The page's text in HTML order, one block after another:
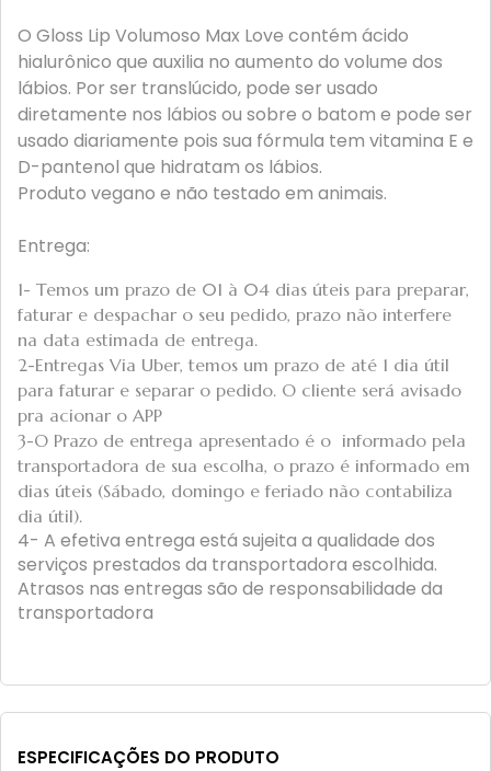
O Gloss Lip Volumoso Max Love contém ácido
hialurônico que auxilia no aumento do volume dos
lábios. Por ser translúcido, pode ser usado
diretamente nos lábios ou sobre o batom e pode ser
usado diariamente pois sua fórmula tem vitamina E e
D-pantenol que hidratam os lábios.
Produto vegano e não testado em animais.
Entrega:
1- Temos um prazo de 01 à 04 dias úteis para preparar,
faturar e despachar o seu pedido, prazo não interfere
na data estimada de entrega.
2-Entregas Via Uber, temos um prazo de até 1 dia útil
para faturar e separar o pedido. O cliente será avisado
pra acionar o APP
3-O Prazo de entrega apresentado é o informado pela
transportadora de sua escolha, o prazo é informado em
dias úteis (Sábado, domingo e feriado não contabiliza
dia útil).
4- A efetiva entrega está sujeita a qualidade dos
serviços prestados da transportadora escolhida.
Atrasos nas entregas são de responsabilidade da
transportadora
ESPECIFICAÇÕES DO PRODUTO